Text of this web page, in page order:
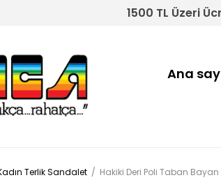
1500 TL Üzeri
Ana
Terlik Sandalet / Hakiki Deri Poli Taban